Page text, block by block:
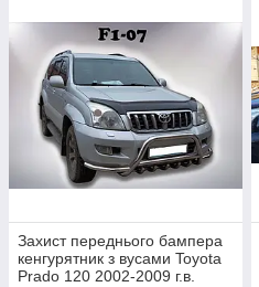
Захист переднього бампера
кенгурятник з вусами Toyota
Prado 120 2002-2009 г.в.